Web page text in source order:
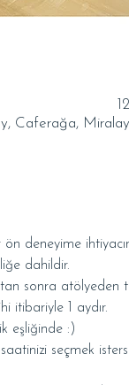
Caferağa,
deneyime
dahildir.
sonra atölyeden
itibariyle 1 aydır.
eşliğinde :)
seçmek